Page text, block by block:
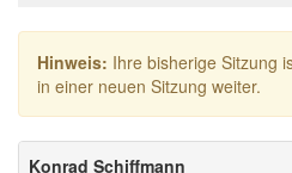
Hinweis: Ihre bisherige Sitzung
in einer neuen Sitzung weiter.
Konrad Schiffmann